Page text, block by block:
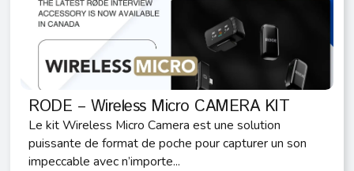
RODE – Wireless Micro CAMERA KIT
Le kit Wireless Micro Camera est une solution
puissante de format de poche pour capturer un son
impeccable avec n’importe...